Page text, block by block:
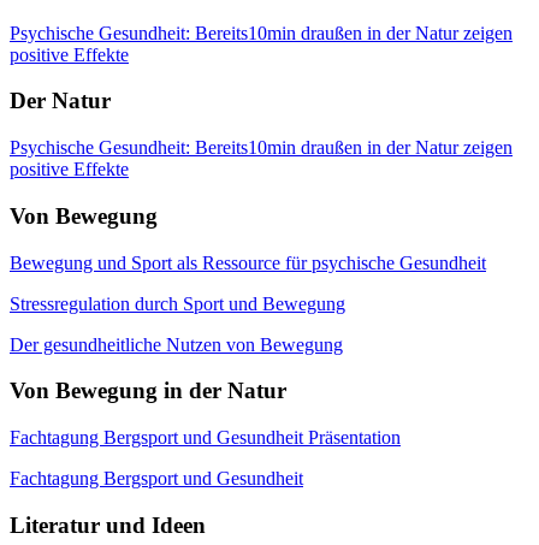
Psychische Gesundheit: Bereits10min draußen in der Natur zeigen
positive Effekte
Der Natur
Psychische Gesundheit: Bereits10min draußen in der Natur zeigen
positive Effekte
Von Bewegung
Bewegung und Sport als Ressource für psychische Gesundheit
Stressregulation durch Sport und Bewegung
Der gesundheitliche Nutzen von Bewegung
Von Bewegung in der Natur
Fachtagung Bergsport und Gesundheit Präsentation
Fachtagung Bergsport und Gesundheit
Literatur und Ideen